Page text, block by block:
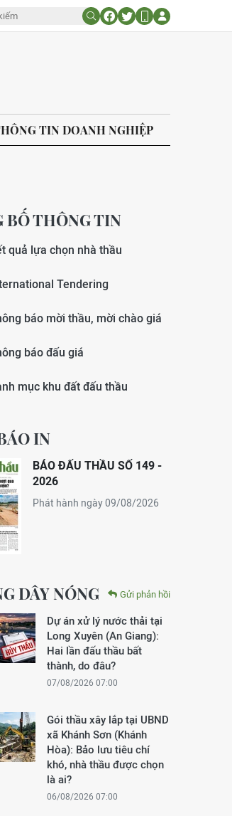
TIN DOANH NGHIỆP
BỐ THÔNG TIN
quả lựa chọn nhà thầu
Tendering
báo mời thầu, mời chào giá
báo đấu giá
mục khu đất đấu thầu
IN
BÁO ĐẤU THẦU SỐ 149 -
2026
Phát hành ngày 09/08/2026
DÂY NÓNG Gửi phản hồi
Dự án xử lý nước thải tại
Long Xuyên (An Giang):
Hai lần đấu thầu bất
thành, do đâu?
07/08/2026 07:00
Gói thầu xây lắp tại UBND
xã Khánh Sơn (Khánh
Hòa): Bảo lưu tiêu chí
khó, nhà thầu được chọn
là ai?
06/08/2026 07:00